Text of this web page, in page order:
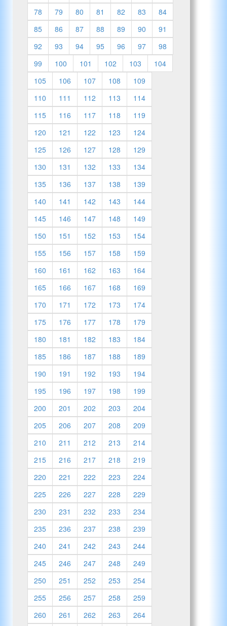
78
79 80 81 82 83
84
85
86 87 88 89 90
91
92
93 94 95 96 97
98
99
100 101 102 103
104
105
106 107 108
109
110
111 112 113
114
115
116 117 118
119
120
121 122 123
124
125
126 127 128
129
130
131 132 133
134
135
136 137 138
139
140
141 142 143
144
145
146 147 148
149
150
151 152 153
154
155
156 157 158
159
160
161 162 163
164
165
166 167 168
169
170
171 172 173
174
175
176 177 178
179
180
181 182 183
184
185
186 187 188
189
190
191 192 193
194
195
196 197 198
199
200
201 202 203
204
205
206 207 208
209
210
211 212 213
214
215
216 217 218
219
220
221 222 223
224
225
226 227 228
229
230
231 232 233
234
235
236 237 238
239
240
241 242 243
244
245
246 247 248
249
250
251 252 253
254
255
256 257 258
259
260
261 262 263
264